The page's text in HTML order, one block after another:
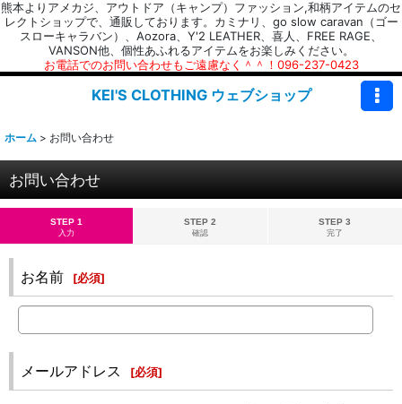
熊本よりアメカジ、アウトドア（キャンプ）ファッション,和柄アイテムのセ
レクトショップで、通販しております。カミナリ、go slow caravan（ゴー
スローキャラバン）、Aozora、Y'2 LEATHER、喜人、FREE RAGE、
VANSON他、個性あふれるアイテムをお楽しみください。
お電話でのお問い合わせもご遠慮なく＾＾！096-237-0423
KEI'S CLOTHING ウェブショップ
ホーム > お問い合わせ
お問い合わせ
STEP 1
入力
STEP 2
確認
STEP 3
完了
お名前 [必須]
メールアドレス [必須]